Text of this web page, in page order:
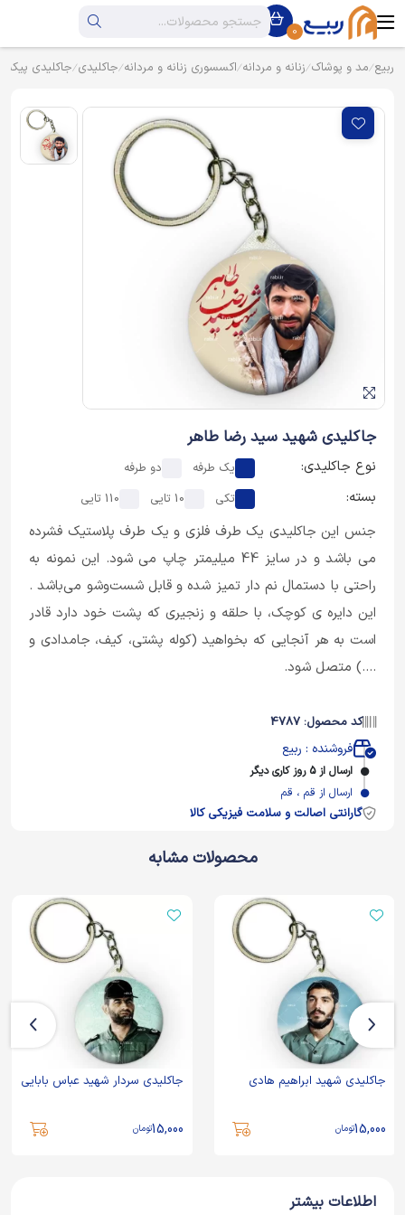
0
ربیع مد و پوشاک زنانه و مردانه اکسسوری زنانه و مردانه جاکلیدی جاکلیدی
جاکلیدی شهید سید رضا طاهر
نوع جاکلیدی: یک طرفه دو طرفه
بسته: تکی 10 تایی 110 تایی
جنس این جاکلیدی یک طرف فلزی و یک طرف پلاستیک فشرده
می باشد و در سایز 44 میلیمتر چاپ می شود. این نمونه به
راحتی با دستمال نم دار تمیز شده و قابل شست‌وشو می‌باشد .
این دایره ی کوچک، با حلقه و زنجیری که پشت خود دارد قادر
است به هر آنجایی که بخواهید (کوله پشتی، کیف، جامدادی و
....) متصل شود.
کد محصول: 4787
فروشنده : ربیع
ارسال از 5 روز کاری دیگر
ارسال از قم ، قم
گارانتی اصالت و سلامت فیزیکی کالا
محصولات مشابه
جاکلیدی شهید ابراهیم هادی
15,000تومان
جاکلیدی سردار شهید عباس بابایی
15,000تومان
اطلاعات بیشتر